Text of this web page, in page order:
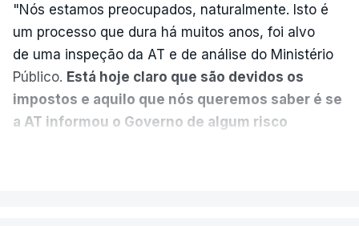
Diretor financeiro da PJ
nega que Construbarcelos
tenha feito obras na casa
onde vive
atualizado 7 Agosto 2026, 15:56
"Nós estamos preocupados, naturalmente. Isto é
um processo que dura há muitos anos, foi alvo
de uma inspeção da AT e de análise do Ministério
Público. Está hoje claro que são devidos os
impostos e aquilo que nós queremos saber é se
a AT informou o Governo de algum risco